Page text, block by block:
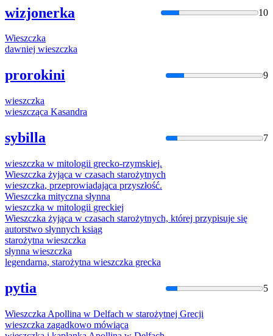
wizjonerka 10
Wieszczka
dawniej wieszczka
prorokini 9
wieszczka
wieszcząca Kasandra
sybilla 7
wieszczka w mitologii grecko-rzymskiej.
Wieszczka żyjąca w czasach starożytnych
wieszczka, przeprowiadająca przyszłość.
Wieszczka mityczna słynna
wieszczka w mitologii greckiej
Wieszczka żyjąca w czasach starożytnych, której przypisuje się
autorstwo słynnych ksiąg
starożytna wieszczka
słynna wieszczka
legendarna, starożytna wieszczka grecka
pytia 5
Wieszczka Apollina w Delfach w starożytnej Grecji
wieszczka zagadkowo mówiąca